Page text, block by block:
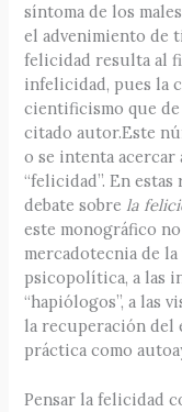
síntoma de los
el advenimiento de
felicidad resulta al
infelicidad, pues la
cientificismo que
citado autor.Este
o se intenta acercar
“felicidad”. En
debate sobrela
este monográfico
mercadotecnia de
psicopolítica, a las
“hapiólogos”, a las
la recuperación
práctica como
Pensar la felicidad